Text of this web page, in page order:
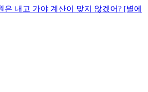
은 내고 가야 계산이 맞지 않겠어? [별에